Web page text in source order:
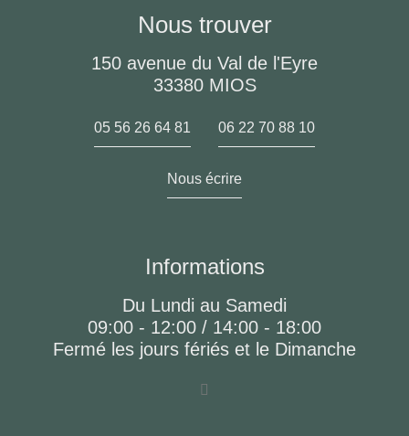
Nous trouver
150 avenue du Val de l'Eyre
33380 MIOS
05 56 26 64 81 06 22 70 88 10
Nous écrire
Informations
Du Lundi au Samedi
09:00 - 12:00 / 14:00 - 18:00
Fermé les jours fériés et le Dimanche